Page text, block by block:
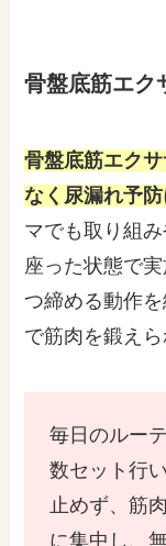
骨盤底筋エク
骨盤底筋エク
なく尿漏れ予
マでも取り組
座った状態で
つ締める動作
で筋肉を鍛えら
毎日のルー
数セット行
止めず、筋
に集中し、